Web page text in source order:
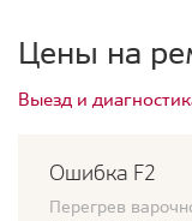
Цены на
Выезд и
Ошибка F2
Перегрев